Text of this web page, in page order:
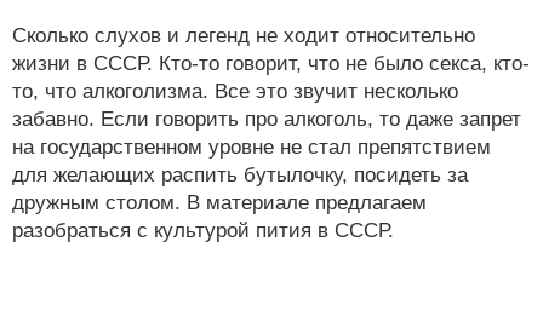
Сколько слухов и легенд не ходит относительно
жизни в СССР. Кто-то говорит, что не было секса, кто-
то, что алкоголизма. Все это звучит несколько
забавно. Если говорить про алкоголь, то даже запрет
на государственном уровне не стал препятствием
для желающих распить бутылочку, посидеть за
дружным столом. В материале предлагаем
разобраться с культурой пития в СССР.